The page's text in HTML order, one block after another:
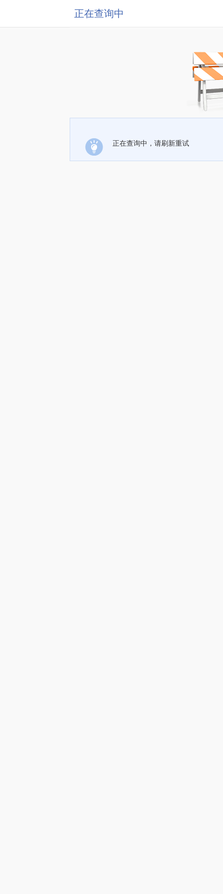
正在查询中
正在查询中，请刷新重试